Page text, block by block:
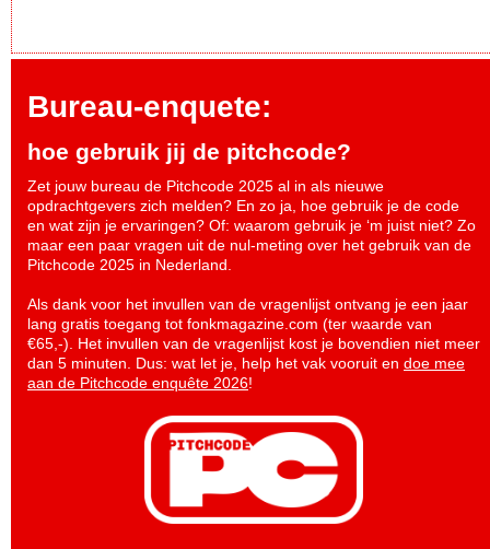
Bureau-enquete:
hoe gebruik jij de pitchcode?
Zet jouw bureau de Pitchcode 2025 al in als nieuwe
opdrachtgevers zich melden? En zo ja, hoe gebruik je de code
en wat zijn je ervaringen? Of: waarom gebruik je ‘m juist niet? Zo
maar een paar vragen uit de nul-meting over het gebruik van de
Pitchcode 2025 in Nederland.
Als dank voor het invullen van de vragenlijst ontvang je een jaar
lang gratis toegang tot fonkmagazine.com (ter waarde van
€65,-). Het invullen van de vragenlijst kost je bovendien niet meer
dan 5 minuten. Dus: wat let je, help het vak vooruit en doe mee
aan de Pitchcode enquête 2026!